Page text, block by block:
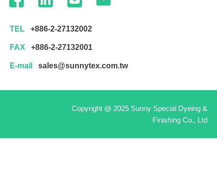
TEL +886-2-27132002
FAX +886-2-27132001
E-mail sales@sunnytex.com.tw
Copyright @ 2025 Sunny Special Dyeing &
Finishing Co., Ltd